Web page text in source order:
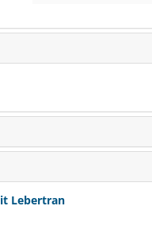
Lebertran